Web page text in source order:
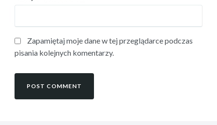
Zapamiętaj moje dane w tej przeglądarce podczas
pisania kolejnych komentarzy.